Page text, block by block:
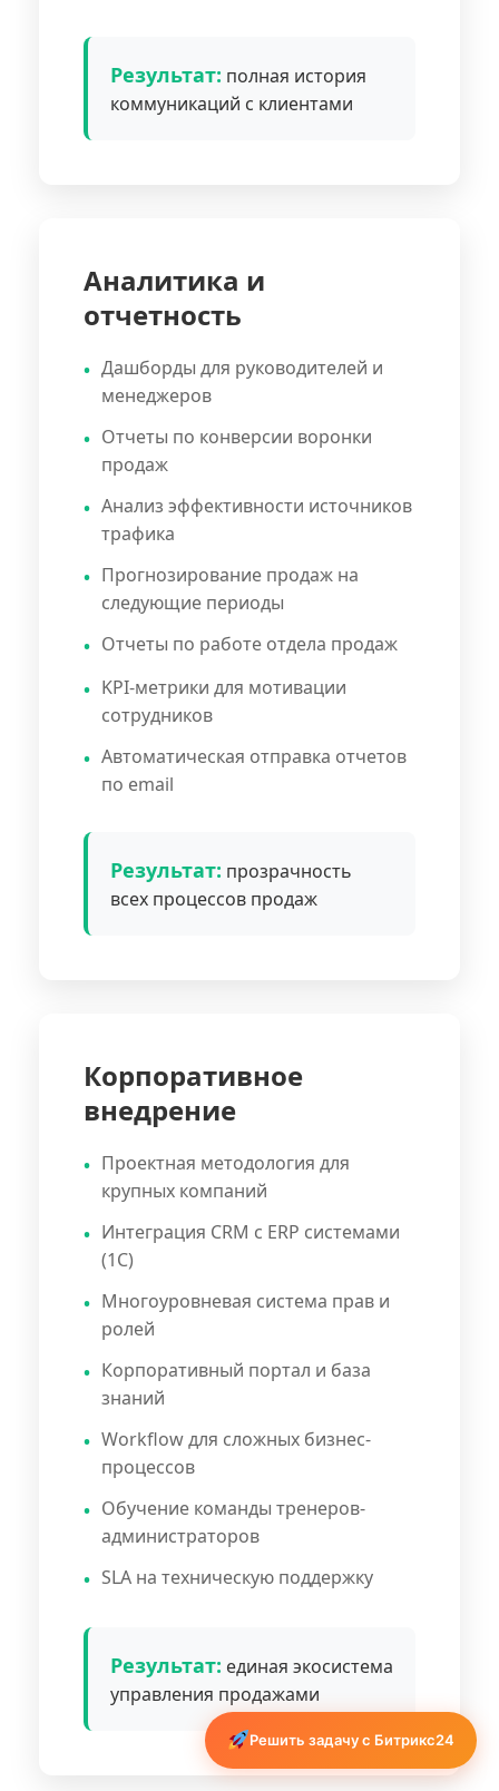
Результат: полная история
коммуникаций с клиентами
Аналитика и
отчетность
Дашборды для руководителей и
менеджеров
Отчеты по конверсии воронки
продаж
Анализ эффективности источников
трафика
Прогнозирование продаж на
следующие периоды
Отчеты по работе отдела продаж
KPI-метрики для мотивации
сотрудников
Автоматическая отправка отчетов
по email
Результат: прозрачность
всех процессов продаж
Корпоративное
внедрение
Проектная методология для
крупных компаний
Интеграция CRM с ERP системами
(1С)
Многоуровневая система прав и
ролей
Корпоративный портал и база
знаний
Workflow для сложных бизнес-
процессов
Обучение команды тренеров-
администраторов
SLA на техническую поддержку
Результат: единая экосистема
управления продажами
Решить задачу с Битрикс24